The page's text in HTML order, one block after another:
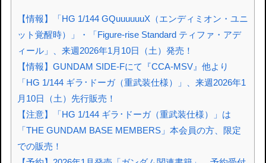
【情報】「HG 1/144 GQuuuuuuX（エンディミオン・ユニ
ット覚醒時）」・「Figure-rise Standard ティファ・アデ
ィール」、来週2026年1月10日（土）発売！
【情報】GUNDAM SIDE-Fにて『CCA-MSV』他より
「HG 1/144 ギラ･ドーガ（重武装仕様）」、来週2026年1
月10日（土）先行販売！
【注意】「HG 1/144 ギラ･ドーガ（重武装仕様）」は
「THE GUNDAM BASE MEMBERS」本会員の方、限定
での販売！